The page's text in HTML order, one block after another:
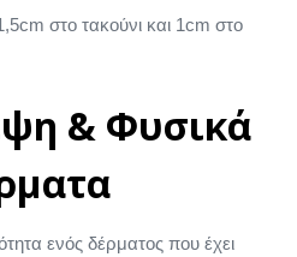
στο τακούνι και 1cm στο
& Φυσικά
ενός δέρματος που έχει